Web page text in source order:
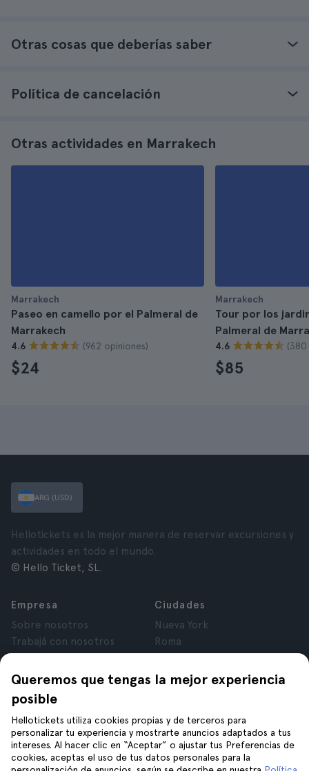
Otras cosas que deberías saber
Política de cancelación
Otras actividades en Marrakech
Marrakech
Paseo en camello por el Palmeral de
Marrakech
4.6 (962 opiniones)
$24
Marrakech
Tour por los
Palmeral de
4.6 (380
$85
Queremos que tengas la mejor experiencia
posible
Hellotickets utiliza cookies propias y de terceros para
personalizar tu experiencia y mostrarte anuncios adaptados a tus
intereses. Al hacer clic en “Aceptar” o ajustar tus Preferencias de
cookies, aceptas el uso de tus datos personales para la
ARG (USD)
Hellotickets es la mejor manera de reservar excursiones y
actividades en todo el mundo.
© Hello Ticket, SL.
Empresa
Sobre nosotros
Trabajá con nosotros
Opiniones
Privacidad
Términos y Condiciones
Aviso Legal
Cookies
Ciudades
Nueva York
Roma
Londres
Granada
Tenerife